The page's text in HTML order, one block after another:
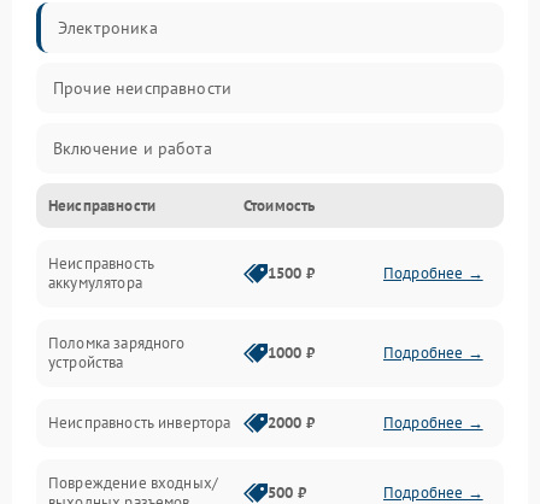
Электроника
Прочие неисправности
Включение и работа
Работа с нагрузкой
Звук и индикация
Неисправности Стоимость
Неисправность
аккумулятора
1500 ₽ Подробнее →
Поломка зарядного
устройства
1000 ₽ Подробнее →
Неисправность инвертора 2000 ₽ Подробнее →
Повреждение входных/
500 ₽ Подробнее →